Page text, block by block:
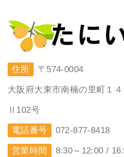
住所 〒574-0004
大阪府大東市南楠の里町１
Ⅱ102号
電話番号 072-877-8418
営業時間 8:30～12:00 /